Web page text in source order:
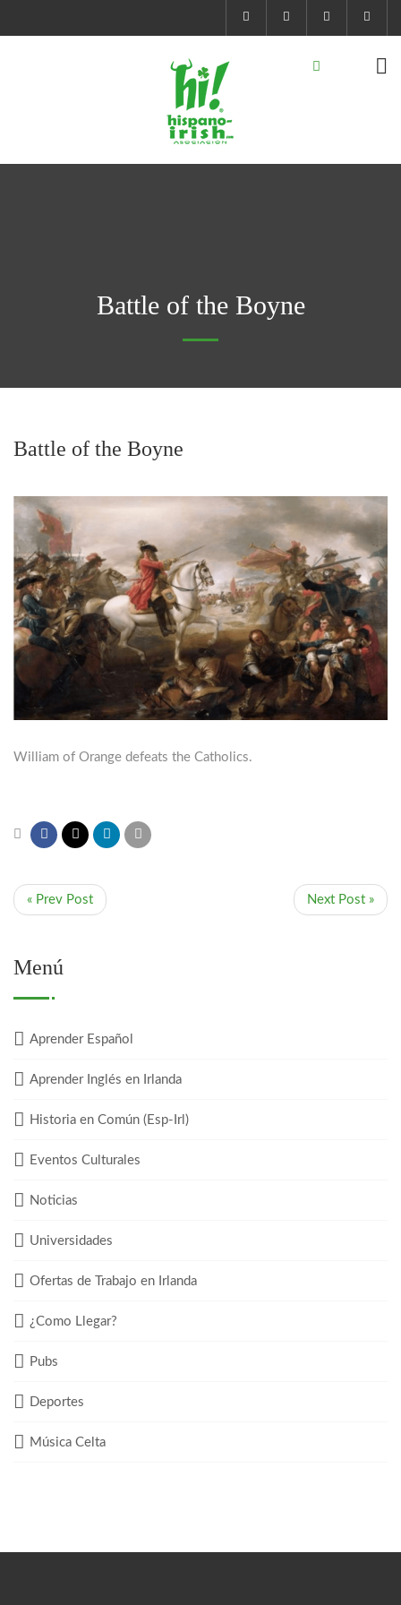
Battle of the Boyne
Battle of the Boyne
William of Orange defeats the Catholics.
« Prev Post Next Post »
Menú
Aprender Español
Aprender Inglés en Irlanda
Historia en Común (Esp-Irl)
Eventos Culturales
Noticias
Universidades
Ofertas de Trabajo en Irlanda
¿Como Llegar?
Pubs
Deportes
Música Celta